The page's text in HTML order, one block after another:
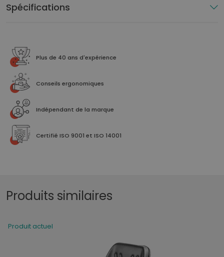
Spécifications
Plus de 40 ans d'expérience
Conseils ergonomiques
Indépendant de la marque
Certifié ISO 9001 et ISO 14001
Produits similaires
Produit actuel